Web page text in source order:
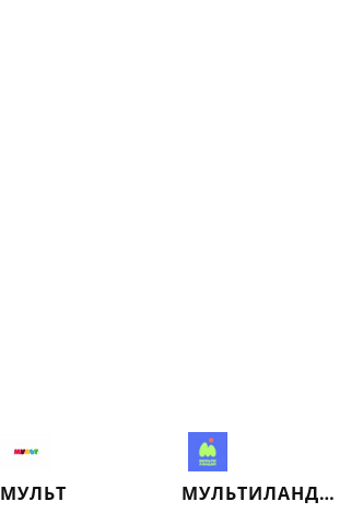
МУЛЬТ МУЛЬТИЛАНДИЯ